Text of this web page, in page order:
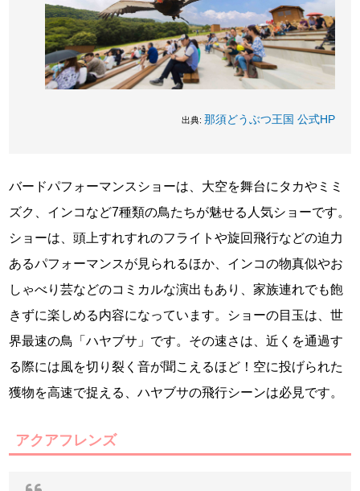
出典: 那須どうぶつ王国 公式HP
バードパフォーマンスショーは、大空を舞台にタカやミミ
ズク、インコなど7種類の鳥たちが魅せる人気ショーです。
ショーは、頭上すれすれのフライトや旋回飛行などの迫力
あるパフォーマンスが見られるほか、インコの物真似やお
しゃべり芸などのコミカルな演出もあり、家族連れでも飽
きずに楽しめる内容になっています。ショーの目玉は、世
界最速の鳥「ハヤブサ」です。その速さは、近くを通過す
る際には風を切り裂く音が聞こえるほど！空に投げられた
獲物を高速で捉える、ハヤブサの飛行シーンは必見です。
アクアフレンズ